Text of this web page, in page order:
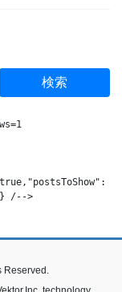
高温材料対
構造, 造
日本語UI対
・多材料印刷対応、
: 造形失敗を減ら
/-->